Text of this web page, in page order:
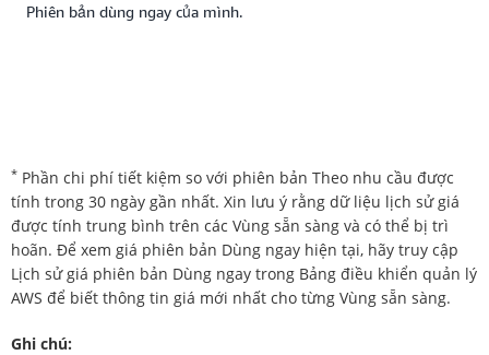
Phiên bản dùng ngay của mình.
* Phần chi phí tiết kiệm so với phiên bản Theo nhu cầu được
tính trong 30 ngày gần nhất. Xin lưu ý rằng dữ liệu lịch sử giá
được tính trung bình trên các Vùng sẵn sàng và có thể bị trì
hoãn. Để xem giá phiên bản Dùng ngay hiện tại, hãy truy cập
Lịch sử giá phiên bản Dùng ngay trong Bảng điều khiển quản lý
AWS để biết thông tin giá mới nhất cho từng Vùng sẵn sàng.
Ghi chú: